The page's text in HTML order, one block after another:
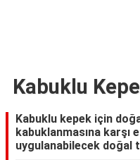
Kabuklu
Kabuklu kepek için
kabuklanmasına karşı
uygulanabilecek doğal